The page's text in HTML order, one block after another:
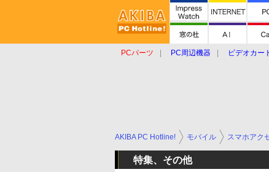
PCパーツ PC周辺機器 ビデオカー
AKIBA PC Hotline! モバイル スマホアク
特集、その他